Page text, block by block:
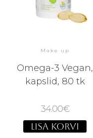
Make up
Omega-3 Vegan,
kapslid, 80 tk
34.00€
LISA KORVI